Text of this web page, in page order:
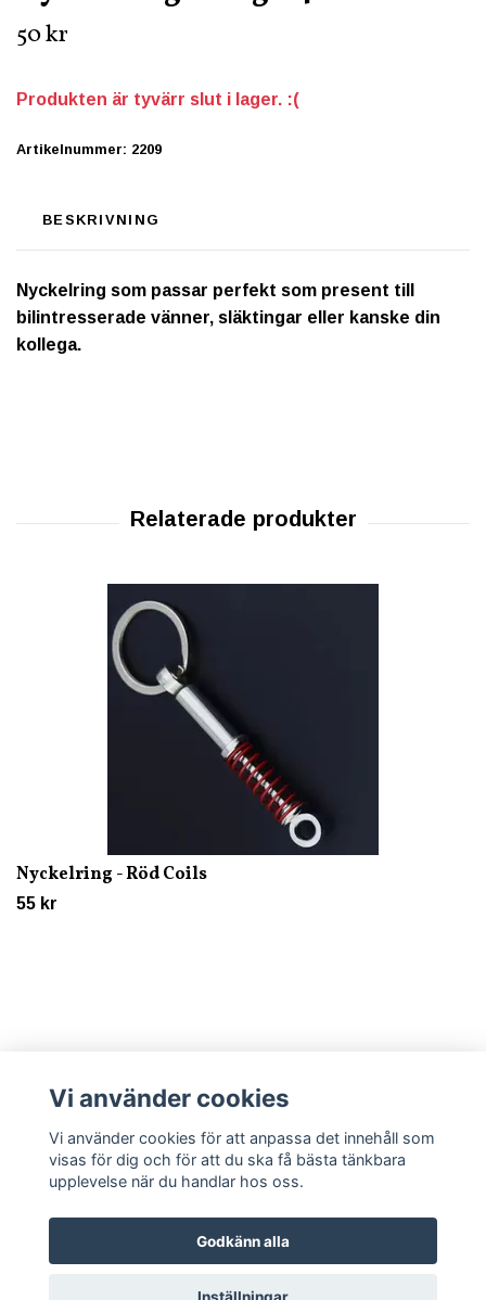
50 kr
Produkten är tyvärr slut i lager. :(
Artikelnummer: 2209
BESKRIVNING
Nyckelring som passar perfekt som present till
bilintresserade vänner, släktingar eller kanske din
kollega.
Nyckelring - Röd Coils
55 kr
Läs mer
© 2026 Trycklagret
Vi använder cookies
Vi använder cookies för att anpassa det innehåll som
visas för dig och för att du ska få bästa tänkbara
upplevelse när du handlar hos oss.
Godkänn alla